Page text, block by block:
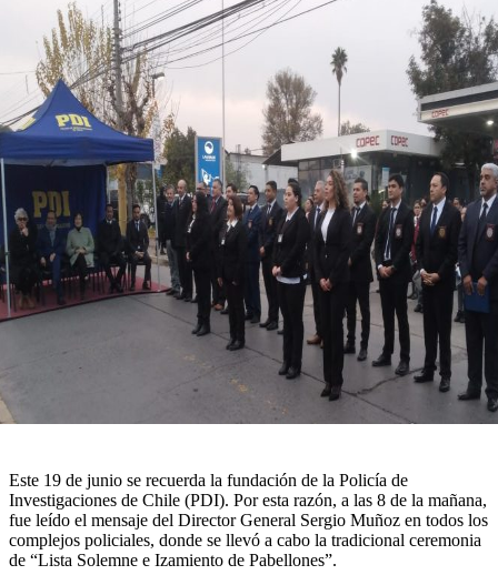
Este 19 de junio se recuerda la fundación de la Policía de
Investigaciones de Chile (PDI). Por esta razón, a las 8 de la mañana,
fue leído el mensaje del Director General Sergio Muñoz en todos los
complejos policiales, donde se llevó a cabo la tradicional ceremonia
de “Lista Solemne e Izamiento de Pabellones”.